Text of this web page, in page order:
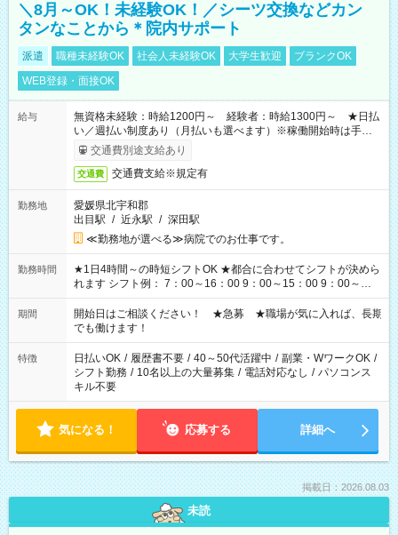
＼8月～OK！未経験OK！／シーツ交換などカン
タンなことから＊院内サポート
派遣 職種未経験OK 社会人未経験OK 大学生歓迎
ブランクOK
WEB登録・面接OK
給与
無資格未経験：時給1200円～ 経験者：時給1300円～ ★日払
い／週払い制度あり（月払いも選べます）※稼働開始時は手続き
完了次第のお支払いとなります。
交通費別途支給あり
交通費 交通費支給※規定有
勤務地
愛媛県北宇和郡
出目駅 / 近永駅 / 深田駅
≪勤務地が選べる≫病院でのお仕事です。
勤務時間
★1日4時間～の時短シフトOK ★都合に合わせてシフトが決めら
れます シフト例： 7：00～16：00 9：00～15：00 9：00～
18：00 11：00～20：00 など ※Wワークの場合、他のお仕事と
合わせ週40時間超の就業はご案内できません ※法令に基づき、
週20時間以上勤務は社会保険への加入対象となります ※労働者
派遣法（日雇い派遣の原則禁止）により、短時間・短期間の就
業はご案内が難しい場合があります
期間
開始日はご相談ください！ ★急募 ★職場が気に入れば、長期
でも働けます！
特徴 日払いOK / 履歴書不要 / 40～50代活躍中 / 副業・WワークOK /
シフト勤務 / 10名以上の大量募集 / 電話対応なし / パソコンス
キル不要
気になる！ 応募する 詳細へ
掲載日：2026.08.03
未読